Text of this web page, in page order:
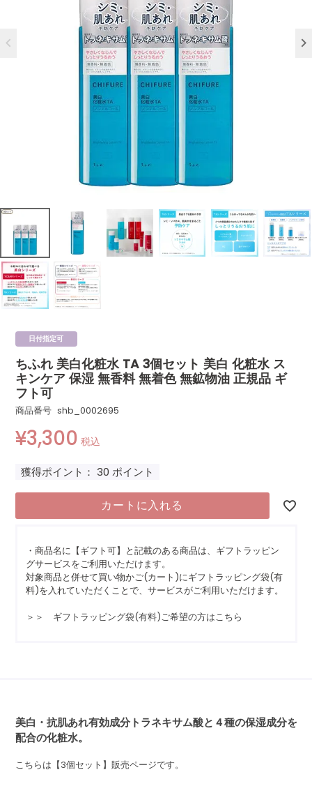
日付指定可
ちふれ 美白化粧水 TA 3個セット 美白 化粧水 ス
キンケア 保湿 無香料 無着色 無鉱物油 正規品 ギ
フト可
商品番号 shb_0002695
¥3,300 税込
獲得ポイント： 30 ポイント
カートに入れる
・商品名に【ギフト可】と記載のある商品は、ギフトラッピン
グサービスをご利用いただけます。
対象商品と併せて買い物かご(カート)にギフトラッピング袋(有
料)を入れていただくことで、サービスがご利用いただけます。
＞＞ ギフトラッピング袋(有料)ご希望の方はこちら
美白・抗肌あれ有効成分トラネキサム酸と４種の保湿成分を
配合の化粧水。
こちらは【3個セット】販売ページです。